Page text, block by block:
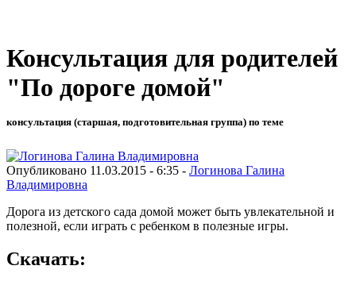
Консультация для родителей
"По дороге домой"
консультация (старшая, подготовительная группа) по теме
Опубликовано 11.03.2015 - 6:35 - Логинова Галина
Владимировна
Дорога из детского сада домой может быть увлекательной и
полезной, если играть с ребенком в полезные игры.
Скачать: